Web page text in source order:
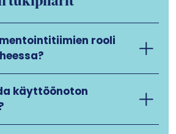
rooli
käyttöönoton